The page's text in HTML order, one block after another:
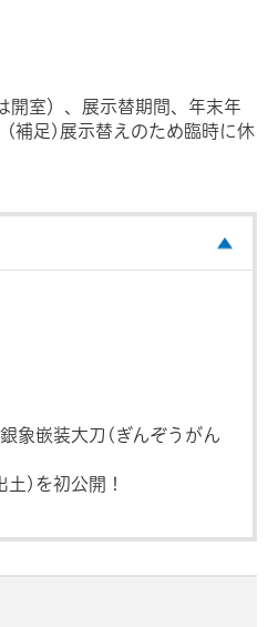
開室）、展示替期間、年末年
補足)展示替えのため臨時に休
象嵌装大刀(ぎんぞうがん
土)を初公開！